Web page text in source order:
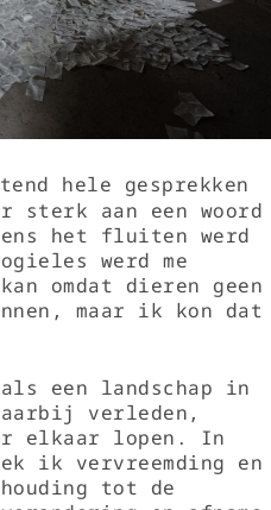
hele gesprekken
sterk aan een woord
het fluiten werd
werd me
omdat dieren geen
maar ik kon dat
een landschap in
verleden,
elkaar lopen. In
ik vervreemding en
tot de